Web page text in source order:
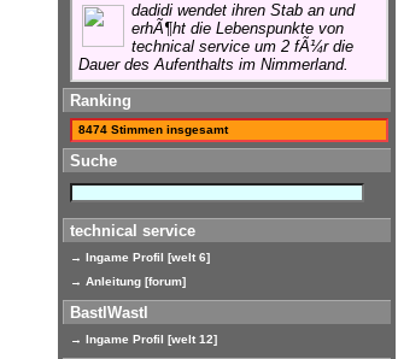
dadidi wendet ihren Stab an und
erhÃ¶ht die Lebenspunkte von
technical service um 2 fÃ¼r die
Dauer des Aufenthalts im Nimmerland.
Ranking
8474 Stimmen insgesamt
Suche
technical service
→ Ingame Profil [welt 6]
→ Anleitung [forum]
BastlWastl
→ Ingame Profil [welt 12]